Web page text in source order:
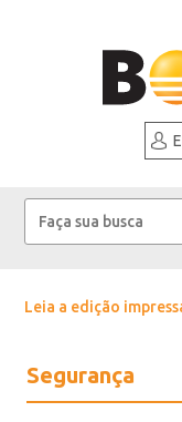
Leia a edição
Segurança